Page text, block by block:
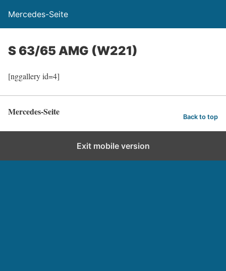
Mercedes-Seite
S 63/65 AMG (W221)
[nggallery id=4]
Mercedes-Seite Back to top
Exit mobile version